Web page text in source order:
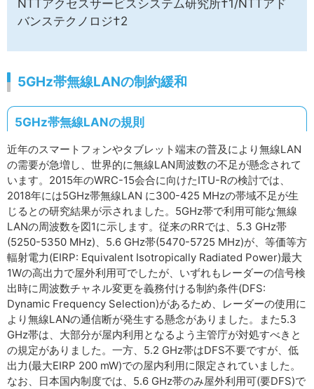
NTTアクセスサービスシステム研究所†1/NTTアド
バンステクノロジ†2
5GHz帯無線LANの制約緩和
5GHz帯無線LANの規則
近年のスマートフォンやタブレット端末の普及により無線LAN
の需要が急増し、世界的に無線LAN周波数の不足が懸念されて
います。2015年のWRC-15会合に向けたITU-Rの検討では、
2018年には5GHz帯無線LAN に300-425 MHzの帯域不足が生
じるとの研究結果が示されました。5GHz帯で利用可能な無線
LANの周波数を図1に示します。従来のRRでは、5.3 GHz帯
(5250-5350 MHz)、5.6 GHz帯(5470-5725 MHz)が、等価等方
輻射電力(EIRP: Equivalent Isotropically Radiated Power)最大
1Wの高出力で屋外利用可でしたが、いずれもレーダーの信号検
出時に周波数チャネル変更を義務付ける制約条件(DFS:
Dynamic Frequency Selection)があるため、レーダーの使用に
より無線LANの通信断が発生する懸念がありました。また5.3
GHz帯は、大部分が屋内利用となるよう主管庁が対処すべきと
の規定がありました。一方、5.2 GHz帯はDFS不要ですが、低
出力(最大EIRP 200 mW)での屋内利用に限定されていました。
なお、日本国内制度では、5.6 GHz帯のみ屋外利用可(要DFS)で